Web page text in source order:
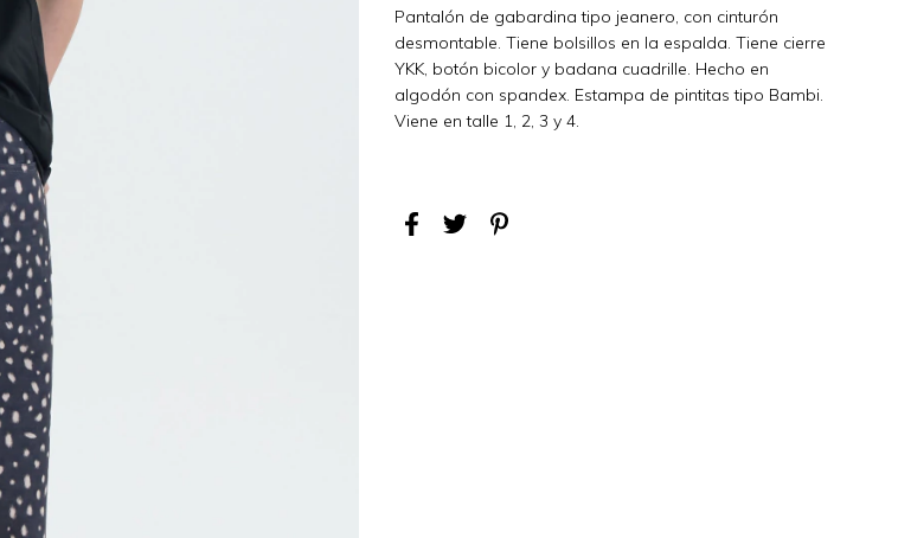
Pantalón de gabardina tipo jeanero, con cinturón
desmontable. Tiene bolsillos en la espalda. Tiene cierre
YKK, botón bicolor y badana cuadrille. Hecho en
algodón con spandex. Estampa de pintitas tipo Bambi.
Viene en talle 1, 2, 3 y 4.